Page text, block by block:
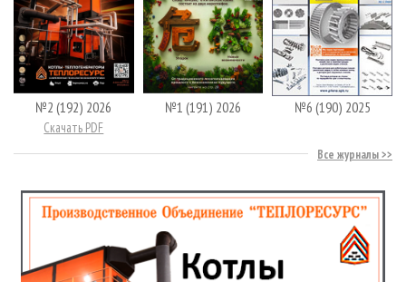
№2 (192) 2026
Скачать PDF
№1 (191) 2026 №6 (190) 2025
Все журналы